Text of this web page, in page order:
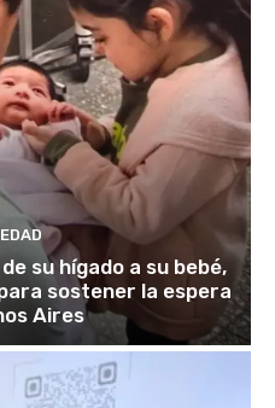
su hígado a su bebé,
sostener la espera
Aires